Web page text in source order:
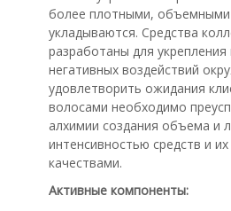
более плотными,
укладываются. Средства
разработаны для
негативных воздействий
удовлетворить ожидания
волосами необходимо
алхимии создания объема и
интенсивностью средств и
качествами.
Активные компоненты: